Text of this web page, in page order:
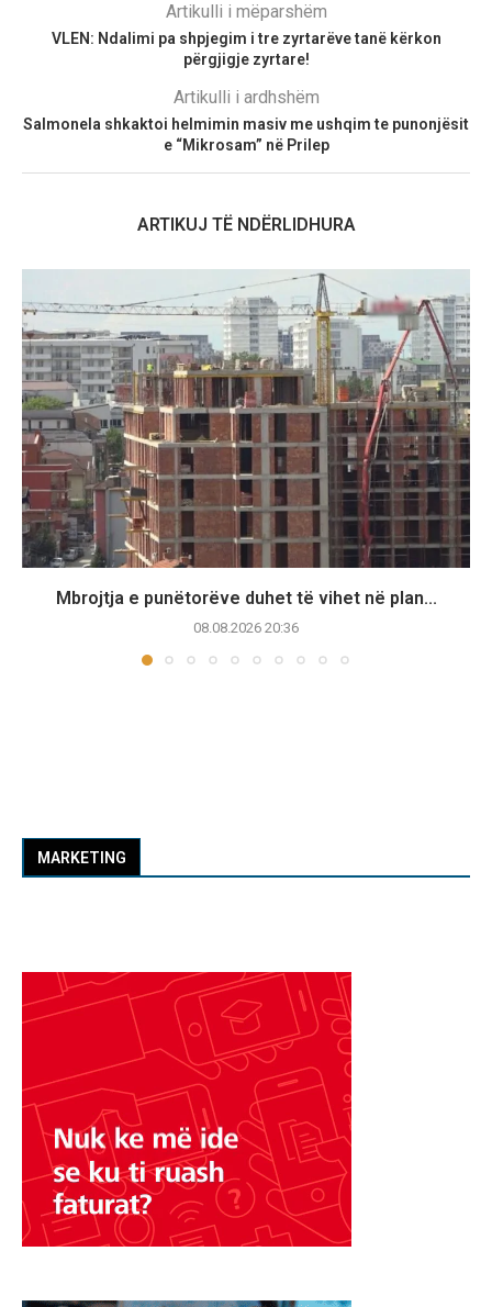
Artikulli i mëparshëm
VLEN: Ndalimi pa shpjegim i tre zyrtarëve tanë kërkon
përgjigje zyrtare!
Artikulli i ardhshëm
Salmonela shkaktoi helmimin masiv me ushqim te punonjësit
e “Mikrosam” në Prilep
ARTIKUJ TË NDËRLIDHURA
Mbrojtja e punëtorëve duhet të vihet në plan...
08.08.2026 20:36
MARKETING